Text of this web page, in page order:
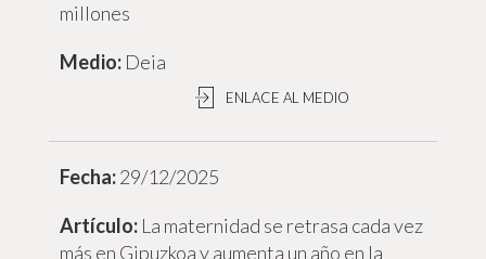
millones
Deia
ENLACE AL MEDIO
29/12/2025
La maternidad se retrasa cada vez
más en Gipuzkoa y aumenta un año en la